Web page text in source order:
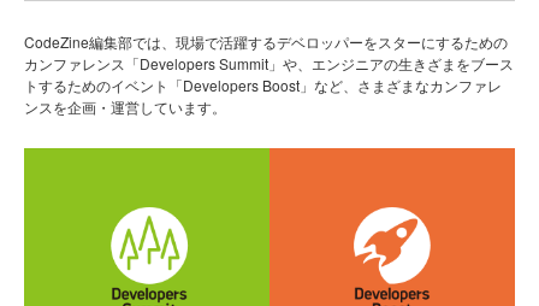
CodeZine編集部では、現場で活躍するデベロッパーをスターにするための
カンファレンス「Developers Summit」や、エンジニアの生きざまをブース
トするためのイベント「Developers Boost」など、さまざまなカンファレ
ンスを企画・運営しています。